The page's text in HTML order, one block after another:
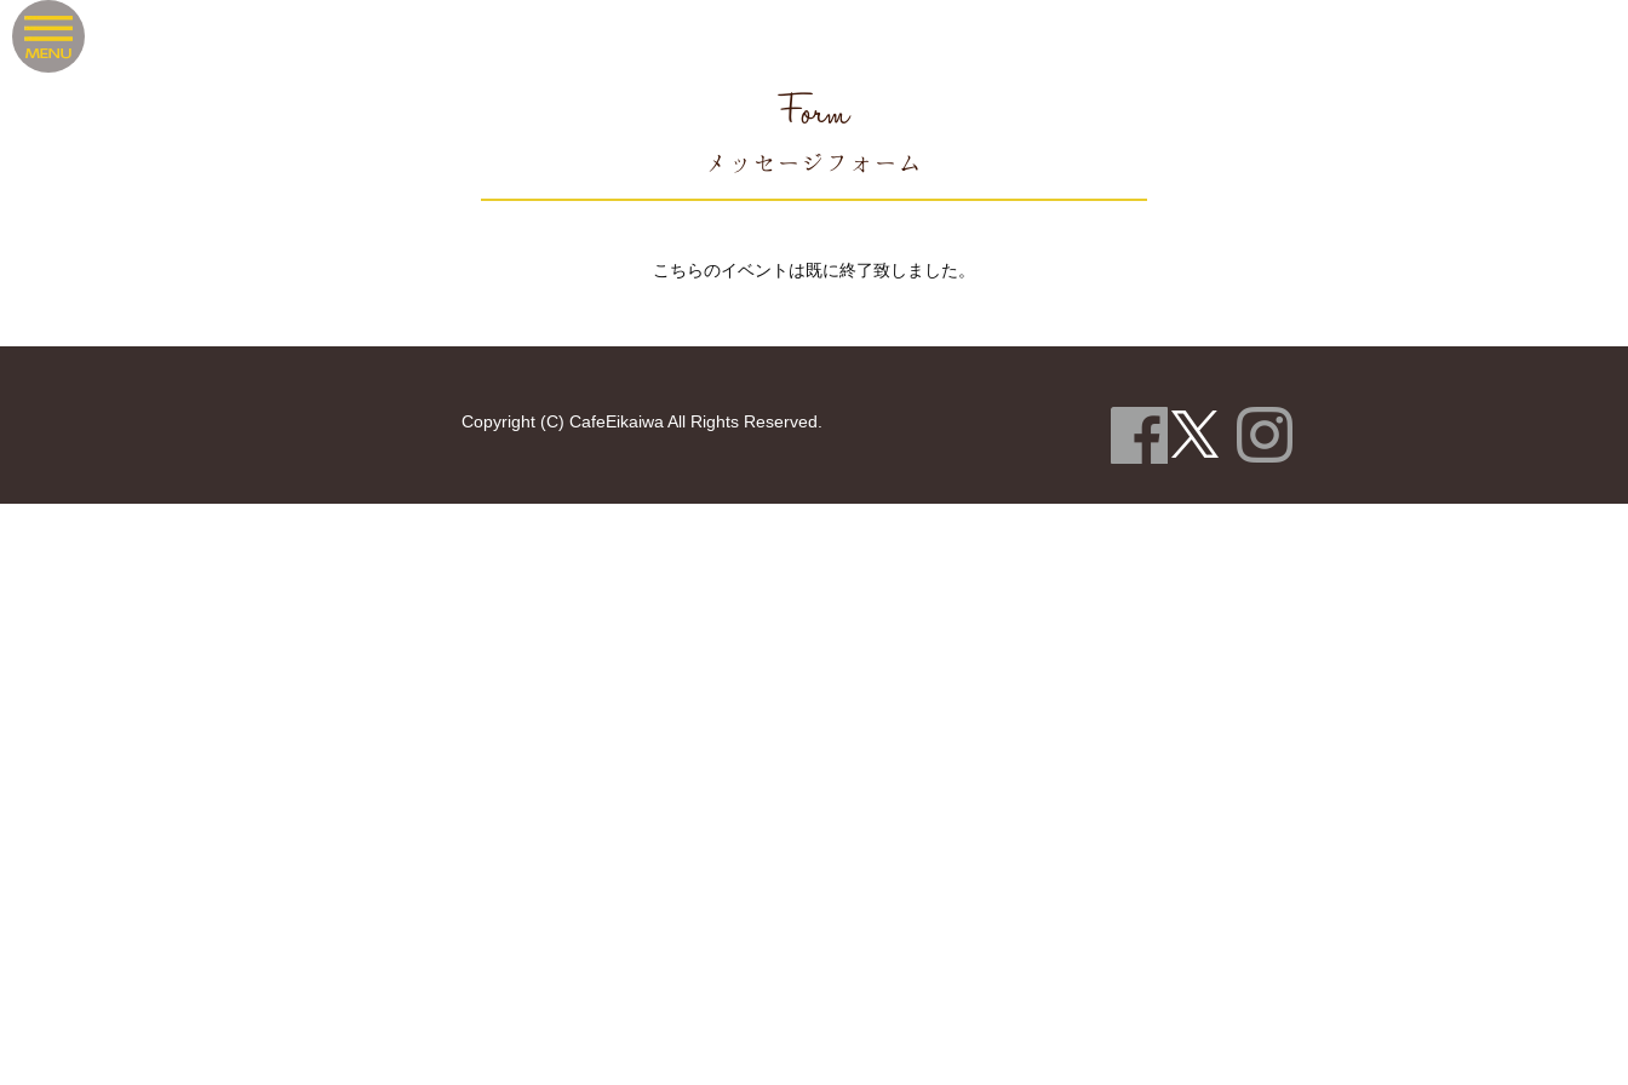
Form
メッセージフォーム
こちらのイベントは既に終了致しました。
Copyright (C) CafeEikaiwa All Rights Reserved.